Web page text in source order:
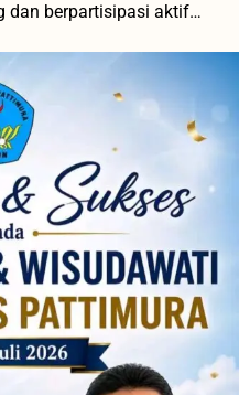
dan berpartisipasi aktif…